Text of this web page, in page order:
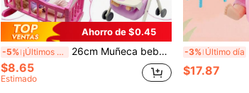
Ahorro de $0.45
-5% ¡Últimos 2 días 26cm Muñeca bebé realista, puede beber agua y orinar, juego interactivo para niños pequeños y niños, juguete de cochecito plegable, juguete de carruaje de princesa, muñeca con accesorios
$8.65
Estimado
-3% Último día
$17.87